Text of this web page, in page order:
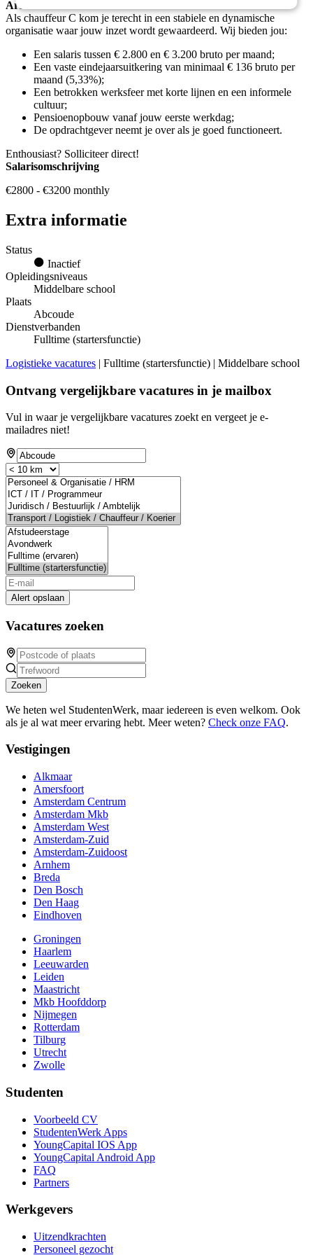
Arbeidsvoorwaarden:
Als chauffeur C kom je terecht in een stabiele en dynamische
organisatie waar jouw inzet wordt gewaardeerd. Wij bieden jou:
Een salaris tussen € 2.800 en € 3.200 bruto per maand;
Een vaste eindejaarsuitkering van minimaal € 136 bruto per
maand (5,33%);
Een betrokken werksfeer met korte lijnen en een informele
cultuur;
Pensioenopbouw vanaf jouw eerste werkdag;
De opdrachtgever neemt je over als je goed functioneert.
Enthousiast? Solliciteer direct!
Salarisomschrijving
€2800 - €3200 monthly
Extra informatie
Status
Inactief
Opleidingsniveaus
Middelbare school
Plaats
Abcoude
Dienstverbanden
Fulltime (startersfunctie)
Logistieke vacatures | Fulltime (startersfunctie) | Middelbare school
Ontvang vergelijkbare vacatures in je mailbox
Vul in waar je vergelijkbare vacatures zoekt en vergeet je e-
mailadres niet!
Alert opslaan
Vacatures zoeken
Zoeken
We heten wel StudentenWerk, maar iedereen is even welkom. Ook
als je al wat meer ervaring hebt. Meer weten? Check onze FAQ.
Vestigingen
Alkmaar
Amersfoort
Amsterdam Centrum
Amsterdam Mkb
Amsterdam West
Amsterdam-Zuid
Amsterdam-Zuidoost
Arnhem
Breda
Den Bosch
Den Haag
Eindhoven
Groningen
Haarlem
Leeuwarden
Leiden
Maastricht
Mkb Hoofddorp
Nijmegen
Rotterdam
Tilburg
Utrecht
Zwolle
Studenten
Voorbeeld CV
StudentenWerk Apps
YoungCapital IOS App
YoungCapital Android App
FAQ
Partners
Werkgevers
Uitzendkrachten
Personeel gezocht